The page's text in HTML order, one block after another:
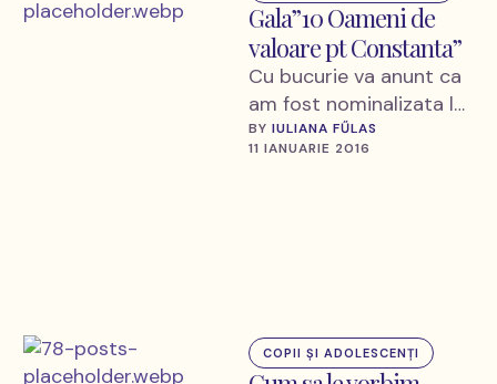
Gala”10 Oameni de
valoare pt Constanta”
Cu bucurie va anunt ca
am fost nominalizata la
Gala"10 Oameni de
valoare pt Cta". Daca
BY IULIANA FŰLAS
11 IANUARIE 2016
COPII ȘI ADOLESCENȚI